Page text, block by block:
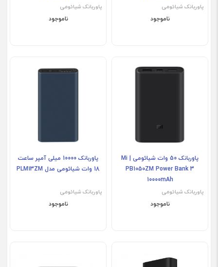
پاوربانک شیائومی
ناموجود
پاوربانک شیائومی
ناموجود
پاوربانک 50 وات شیائومی | Mi
PB1050ZM Power Bank 3
10000mAh
پاوربانک شیائومی
ناموجود
پاوربانک 10000 میلی آمپر ساعت
18 وات شیائومی مدل PLM13ZM
پاوربانک شیائومی
ناموجود